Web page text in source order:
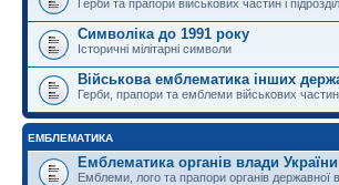
Герби та прапори військових частин і
Символіка до 1991 року
Історичні мілітарні символи
Військова емблематика інших
Герби, прапори та емблеми військових частин
ЕМБЛЕМАТИКА
Емблематика органів влади України
Емблеми, лого та прапори органів державної